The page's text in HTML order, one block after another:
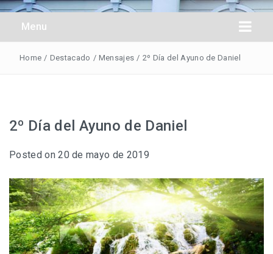
Obreros Universal
Menu
Home / Destacado / Mensajes / 2º Día del Ayuno de Daniel
2º Día del Ayuno de Daniel
Posted on20 de mayo de 2019